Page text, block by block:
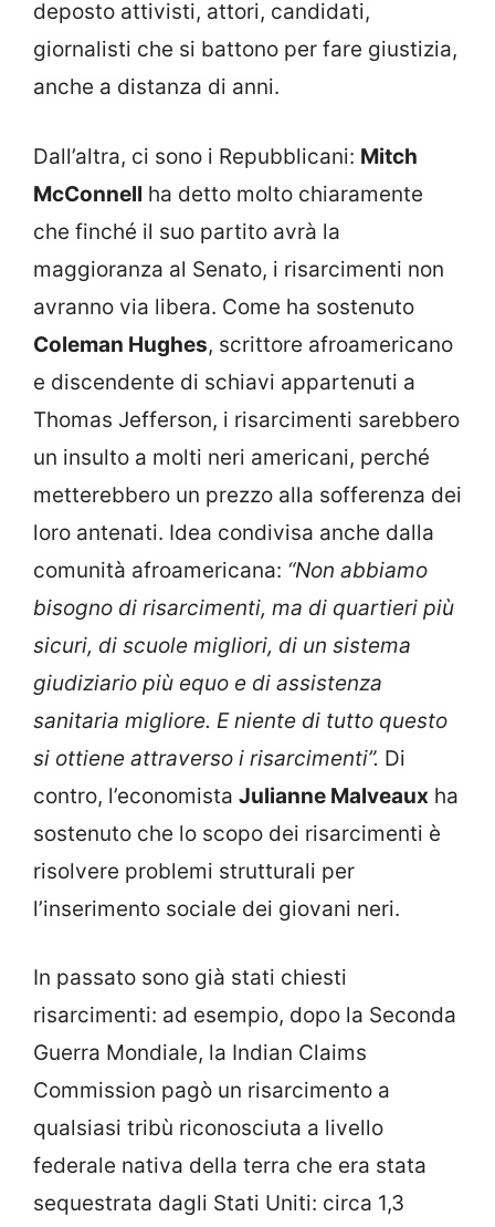
deposto attivisti, attori, candidati,
giornalisti che si battono per fare giustizia,
anche a distanza di anni.
Dall’altra, ci sono i Repubblicani: Mitch
McConnell ha detto molto chiaramente
che finché il suo partito avrà la
maggioranza al Senato, i risarcimenti non
avranno via libera. Come ha sostenuto
Coleman Hughes, scrittore afroamericano
e discendente di schiavi appartenuti a
Thomas Jefferson, i risarcimenti sarebbero
un insulto a molti neri americani, perché
metterebbero un prezzo alla sofferenza dei
loro antenati. Idea condivisa anche dalla
comunità afroamericana: “Non abbiamo
bisogno di risarcimenti, ma di quartieri più
sicuri, di scuole migliori, di un sistema
giudiziario più equo e di assistenza
sanitaria migliore. E niente di tutto questo
si ottiene attraverso i risarcimenti”. Di
contro, l’economista Julianne Malveaux ha
sostenuto che lo scopo dei risarcimenti è
risolvere problemi strutturali per
l’inserimento sociale dei giovani neri.
In passato sono già stati chiesti
risarcimenti: ad esempio, dopo la Seconda
Guerra Mondiale, la Indian Claims
Commission pagò un risarcimento a
qualsiasi tribù riconosciuta a livello
federale nativa della terra che era stata
sequestrata dagli Stati Uniti: circa 1,3